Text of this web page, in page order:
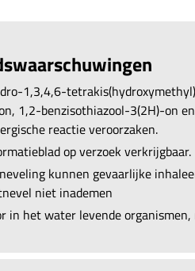
1,3,4,6-
1,2-benzisothiazool-3(2H)-on
reactie veroorzaken.
op verzoek verkrijgbaar.
kunnen gevaarlijke
niet inademen
in het water levende